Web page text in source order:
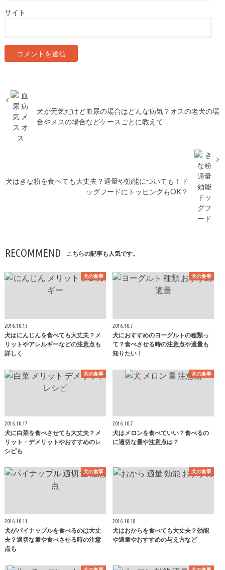
サイト
犬が元気だけど血尿の場合はどんな病気？オスの老犬の場
合やメスの場合などケースごとに教えて
犬はきな粉を食べても大丈夫？適量や効能についても！ド
ッグフードにトッピングもOK？
RECOMMEND こちらの記事も人気です。
犬の食事
2016.10.13
犬はにんじんを食べても大丈夫？メ
リットやアレルギーなどの注意点も
詳しく
犬の食事
2016.10.7
犬におすすめのヨーグルトの種類っ
て？食べさせる時の注意点や適量も
知りたい！
犬の食事
2016.10.17
犬に白菜を食べさせても大丈夫？メ
リット・デメリットやおすすめのレ
シピも
犬の食事
2016.10.7
犬はメロンを食べていい？食べるの
に適切な量や注意点は？
犬の食事
2016.10.11
犬がパイナップルを食べるのは大丈
夫？適切な量や食べさせる時の注意
点も
犬の食事
2016.10.18
犬はおからを食べても大丈夫？効能
や適量やおすすめの与え方など